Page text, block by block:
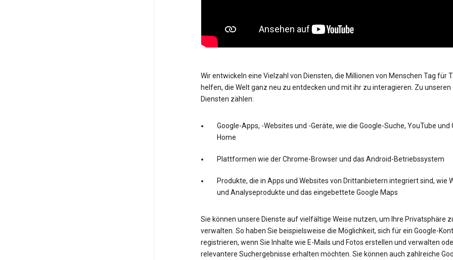
Wir entwickeln eine Vielzahl von Diensten, die Millionen von Menschen Tag für
helfen, die Welt ganz neu zu entdecken und mit ihr zu interagieren. Zu unseren
Diensten zählen:
Google-Apps, -Websites und -Geräte, wie die Google-Suche, YouTube und
Home
Plattformen wie der Chrome-Browser und das Android-Betriebssystem
Produkte, die in Apps und Websites von Drittanbietern integriert sind, wie
und Analyseprodukte und das eingebettete Google Maps
Sie können unsere Dienste auf vielfältige Weise nutzen, um Ihre Privatsphäre
verwalten. So haben Sie beispielsweise die Möglichkeit, sich für ein Google-
registrieren, wenn Sie Inhalte wie E-Mails und Fotos erstellen und verwalten
relevantere Suchergebnisse erhalten möchten. Sie können auch zahlreiche